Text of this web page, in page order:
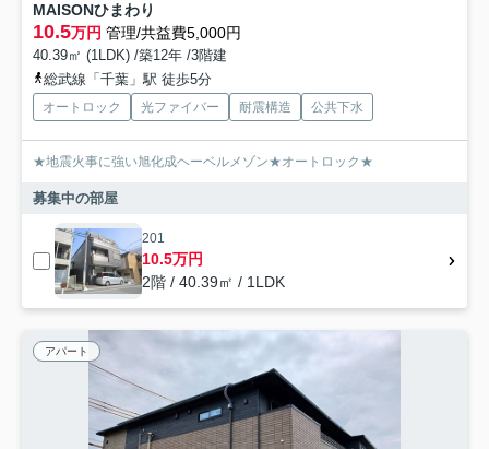
MAISONひまわり
10.5万円 管理/共益費5,000円
40.39㎡ (1LDK) /築12年 /3階建
総武線「千葉」駅 徒歩5分
オートロック 光ファイバー 耐震構造 公共下水
★地震火事に強い旭化成ヘーベルメゾン★オートロック★
募集中の部屋
201
10.5万円
2階 / 40.39㎡ / 1LDK
アパート